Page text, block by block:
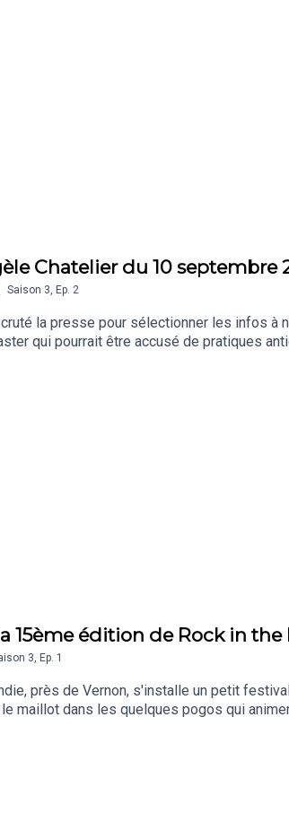
Chatelier du 10 septembre
Saison 3 Ep. 2
la presse pour sélectionner les infos
qui pourrait être accusé de pratiques
du regretté DJ Mehdi.
15ème édition de Rock in the
3 Ep. 1
près de Vernon, s'installe un petit
maillot dans les quelques pogos qui